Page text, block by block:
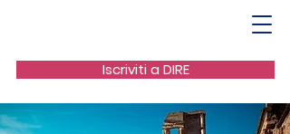
Iscriviti a DIRE